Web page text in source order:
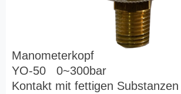
Manometerkopf
YO-50 0~300bar
Kontakt mit fettigen